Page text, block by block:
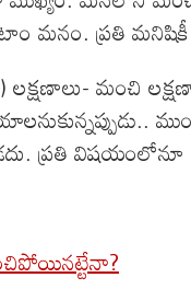
మనం. ప్రతి
లక్షణాలు- మంచి
ప్రతి